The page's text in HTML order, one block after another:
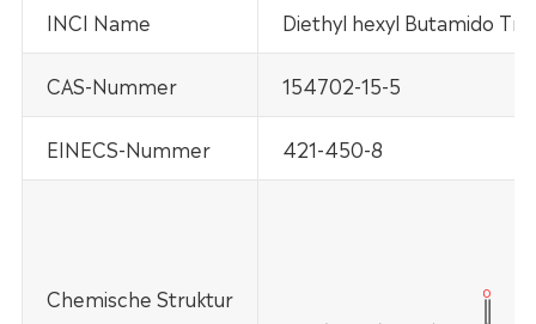
INCI Name Diethyl hexyl Butamido
CAS-Nummer 154702-15-5
EINECS-Nummer 421-450-8
Chemische Struktur